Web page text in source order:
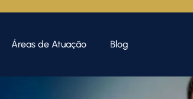
Áreas de Atuação Blog